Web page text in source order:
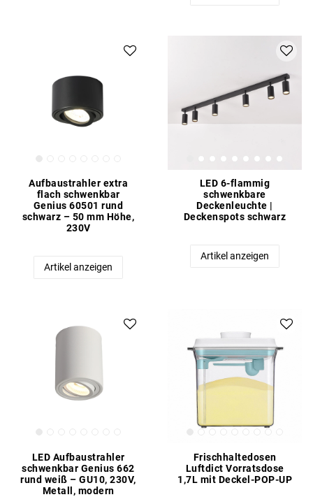
Aufbaustrahler extra
flach schwenkbar
Genius 60501 rund
schwarz – 50 mm Höhe,
230V
Artikel anzeigen
LED 6-flammig
schwenkbare
Deckenleuchte |
Deckenspots schwarz
Artikel anzeigen
LED Aufbaustrahler
schwenkbar Genius 662
rund weiß – GU10, 230V,
Metall, modern
Frischhaltedosen
Luftdict Vorratsdose
1,7L mit Deckel-POP-UP